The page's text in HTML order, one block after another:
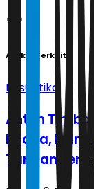
Artikel Terkait
Kasuistika
Anton
Istana, Polri:
Tangan